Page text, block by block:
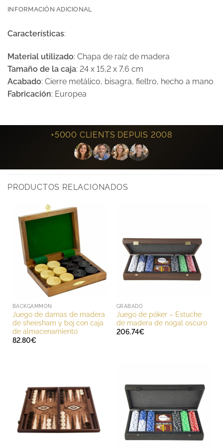
INFORMACIÓN ADICIONAL
Características:
Material utilizado: Chapa de raíz de madera
Tamaño de la caja: 24 x 15,2 x 7,6 cm
Acabado: Cierre metálico, bisagra, fieltro, hecho a mano
Fabricación: Europea
+5000 CLIENTS DEPUIS 2008
PRODUCTOS RELACIONADOS
BACKGAMMON
Juego de damas de madera
de sheesham y boj con caja
de almacenamiento
82.80€
GRABADO
Juego de póker – Estuche
de madera de nogal oscuro
206.74€